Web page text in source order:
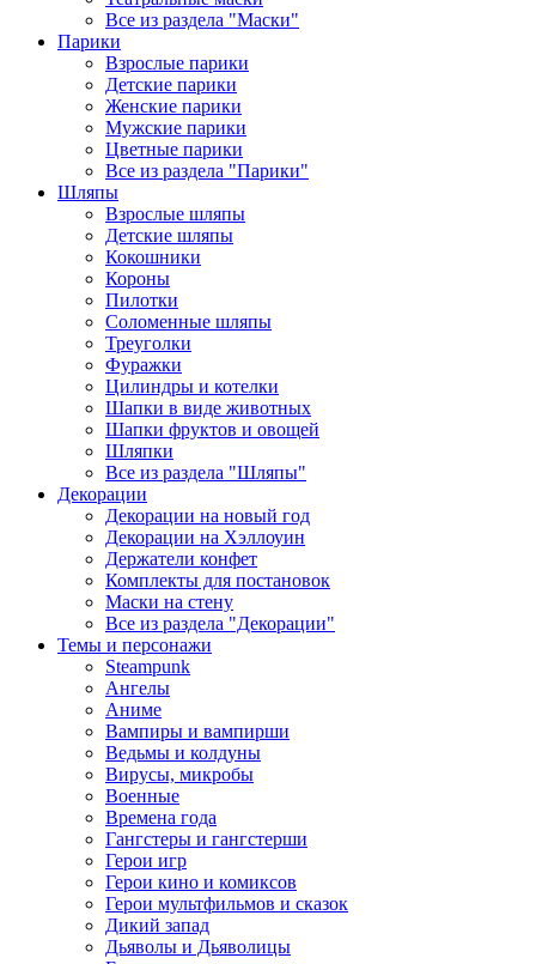
Все из раздела "Маски"
Парики
Взрослые парики
Детские парики
Женские парики
Мужские парики
Цветные парики
Все из раздела "Парики"
Шляпы
Взрослые шляпы
Детские шляпы
Кокошники
Короны
Пилотки
Соломенные шляпы
Треуголки
Фуражки
Цилиндры и котелки
Шапки в виде животных
Шапки фруктов и овощей
Шляпки
Все из раздела "Шляпы"
Декорации
Декорации на новый год
Декорации на Хэллоуин
Держатели конфет
Комплекты для постановок
Маски на стену
Все из раздела "Декорации"
Темы и персонажи
Steampunk
Ангелы
Аниме
Вампиры и вампирши
Ведьмы и колдуны
Вирусы, микробы
Военные
Времена года
Гангстеры и гангстерши
Герои игр
Герои кино и комиксов
Герои мультфильмов и сказок
Дикий запад
Дьяволы и Дьяволицы